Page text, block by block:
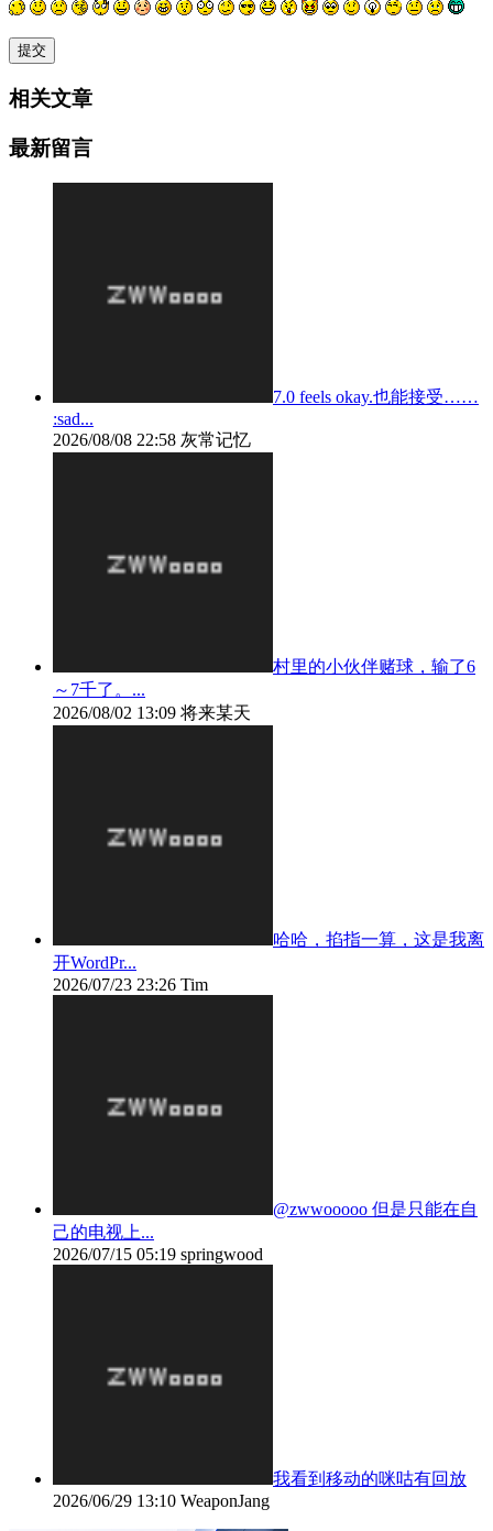
相关文章
最新留言
7.0 feels okay.也能接受……
:sad...
2026/08/08 22:58 灰常记忆
村里的小伙伴赌球，输了6
～7千了。...
2026/08/02 13:09 将来某天
哈哈，掐指一算，这是我离
开WordPr...
2026/07/23 23:26 Tim
@zwwooooo 但是只能在自
己的电视上...
2026/07/15 05:19 springwood
我看到移动的咪咕有回放
2026/06/29 13:10 WeaponJang